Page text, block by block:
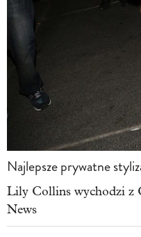
Najlepsze prywatne
Lily Collins wychodzi z
News